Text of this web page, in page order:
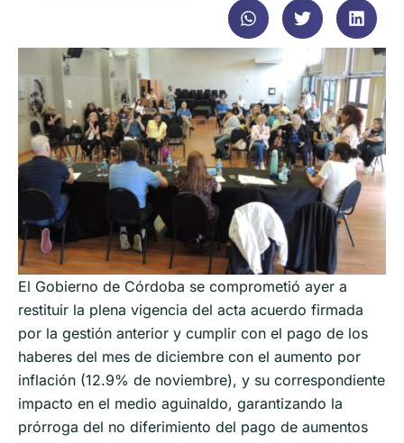
El Gobierno de Córdoba se comprometió ayer a
restituir la plena vigencia del acta acuerdo firmada
por la gestión anterior y cumplir con el pago de los
haberes del mes de diciembre con el aumento por
inflación (12.9% de noviembre), y su correspondiente
impacto en el medio aguinaldo, garantizando la
prórroga del no diferimiento del pago de aumentos